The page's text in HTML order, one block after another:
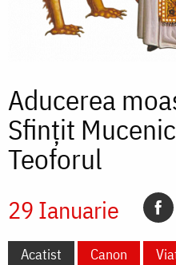
Aducerea
Sfințit
Teoforul
29 Ianuarie
Acatist Canon